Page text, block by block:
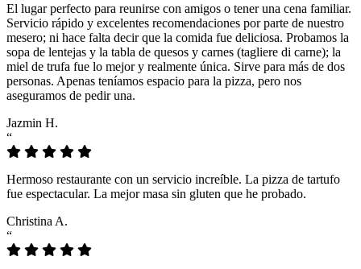
El lugar perfecto para reunirse con amigos o tener una cena familiar.
Servicio rápido y excelentes recomendaciones por parte de nuestro
mesero; ni hace falta decir que la comida fue deliciosa. Probamos la
sopa de lentejas y la tabla de quesos y carnes (tagliere di carne); la
miel de trufa fue lo mejor y realmente única. Sirve para más de dos
personas. Apenas teníamos espacio para la pizza, pero nos
aseguramos de pedir una.
Jazmin H.
“
Hermoso restaurante con un servicio increíble. La pizza de tartufo
fue espectacular. La mejor masa sin gluten que he probado.
Christina A.
“